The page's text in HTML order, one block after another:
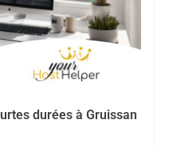
durées à Gruissan